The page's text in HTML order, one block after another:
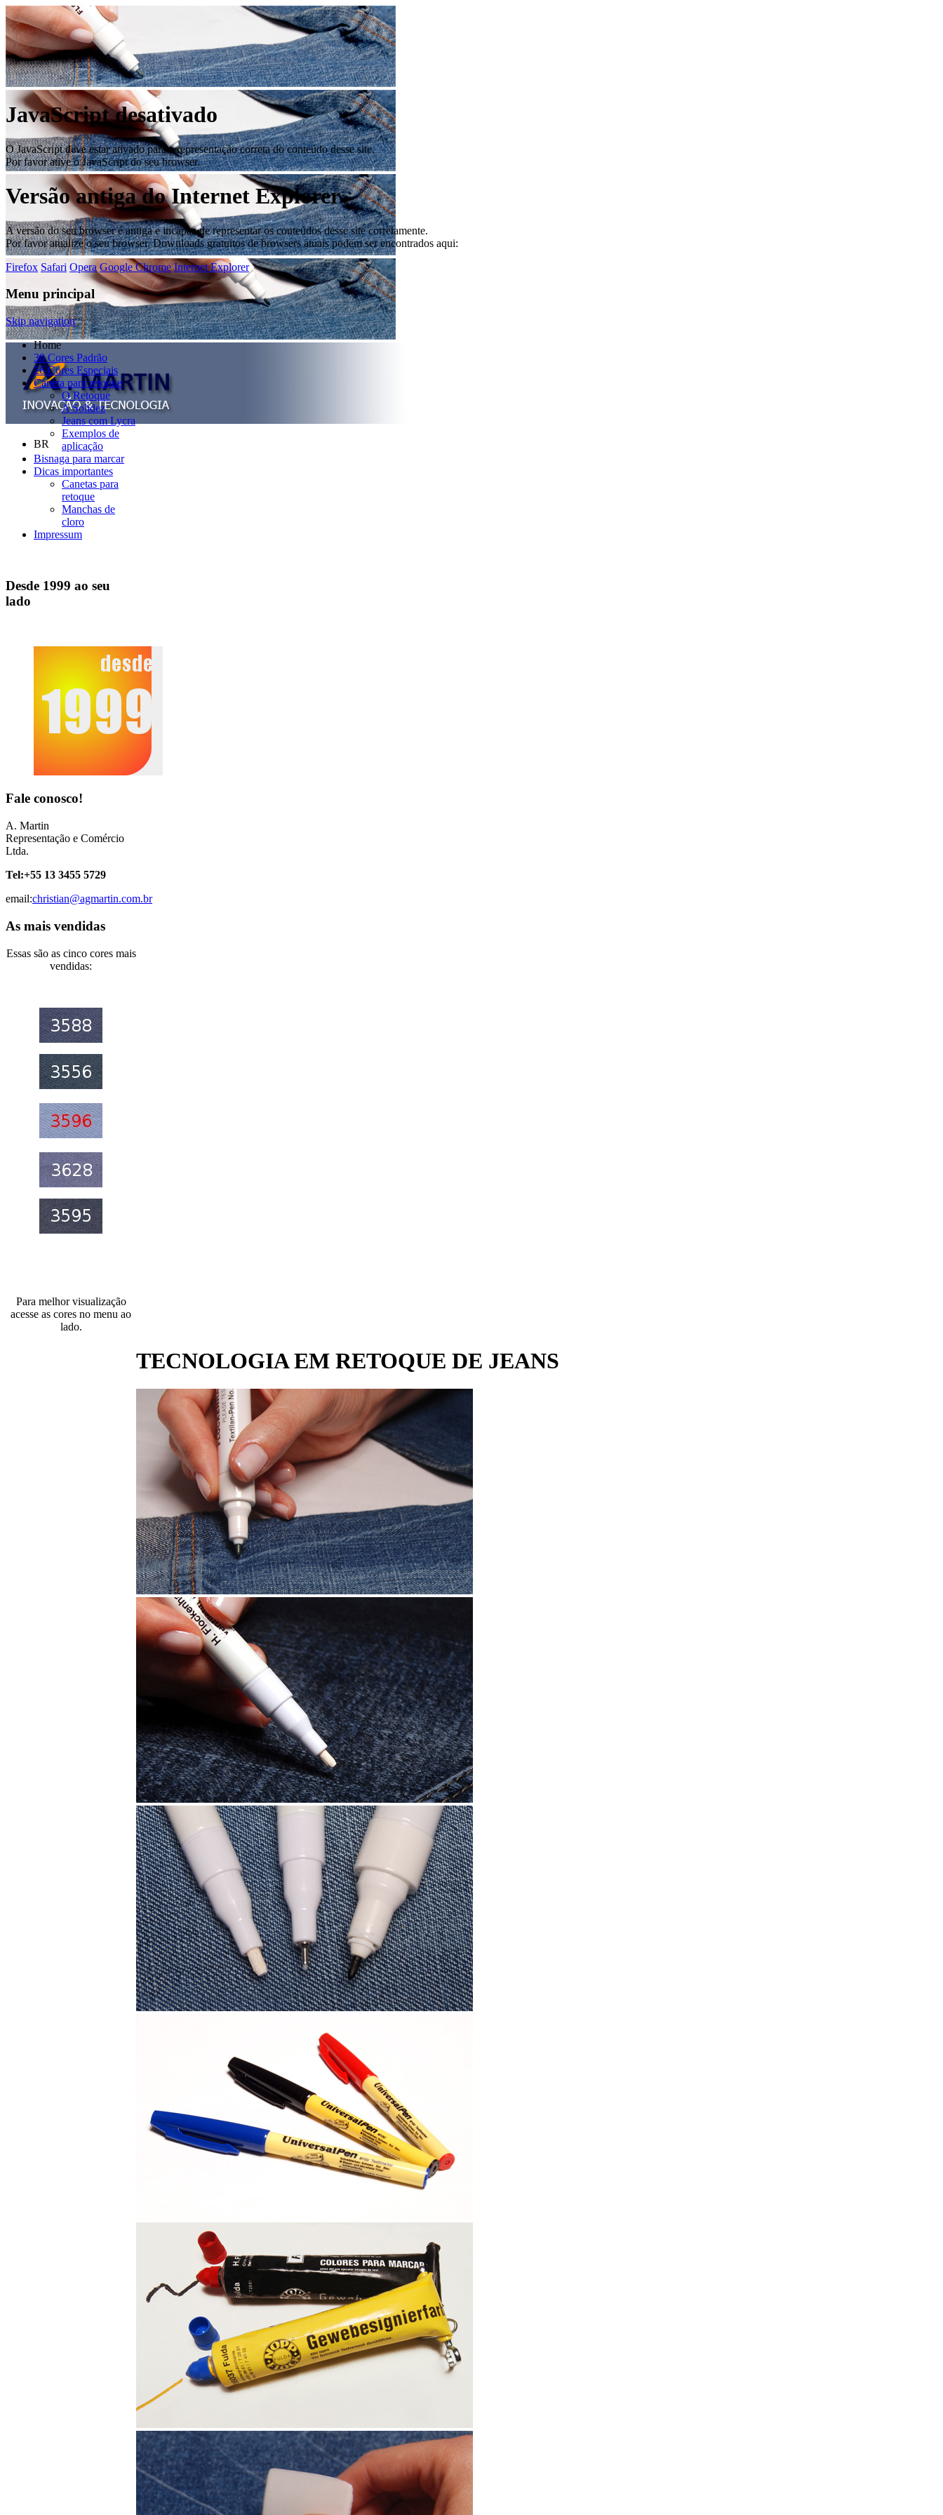
BR
JavaScript desativado
O JavaScript deve estar ativado para a representação correta do conteúdo desse site.
Por favor ative o JavaScript do seu browser.
Versão antiga do Internet Explorer
A versão do seu browser é antiga e incapaz de representar os conteúdos desse site corretamente.
Por favor atualize o seu browser. Downloads gratuitos de browsers atuais podem ser encontrados aqui:
Firefox Safari Opera Google Chrome Internet Explorer
Menu principal
Skip navigation
Home
30 Cores Padrão
26 Cores Especiais
Caneta para retoque
O Retoque
A Solidez
Jeans com Lycra
Exemplos de
aplicação
Bisnaga para marcar
Dicas importantes
Canetas para
retoque
Manchas de
cloro
Impressum
Desde 1999 ao seu
lado
Fale conosco!
A. Martin
Representação e Comércio
Ltda.
Tel:+55 13 3455 5729
email:christian@agmartin.com.br
As mais vendidas
Essas são as cinco cores mais
vendidas:
Para melhor visualização
acesse as cores no menu ao
lado.
TECNOLOGIA EM RETOQUE DE JEANS